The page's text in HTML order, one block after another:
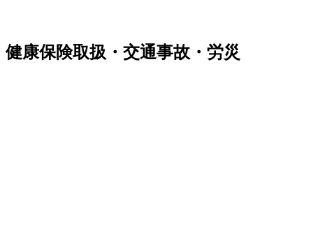
健康保険取扱・交通事故・労災